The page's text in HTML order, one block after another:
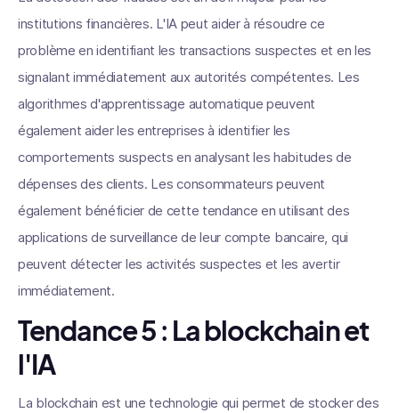
institutions financières. L'IA peut aider à résoudre ce
problème en identifiant les transactions suspectes et en les
signalant immédiatement aux autorités compétentes. Les
algorithmes d'apprentissage automatique peuvent
également aider les entreprises à identifier les
comportements suspects en analysant les habitudes de
dépenses des clients. Les consommateurs peuvent
également bénéficier de cette tendance en utilisant des
applications de surveillance de leur compte bancaire, qui
peuvent détecter les activités suspectes et les avertir
immédiatement.
Tendance 5 : La blockchain et
l'IA
La blockchain est une technologie qui permet de stocker des